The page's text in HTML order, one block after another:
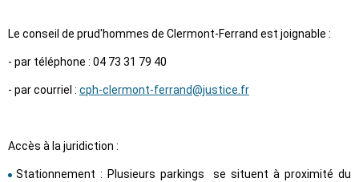
Le conseil de prud'hommes de Clermont-Ferrand est joignable :
- par téléphone : 04 73 31 79 40
- par courriel : cph-clermont-ferrand@justice.fr
Accès à la juridiction :
Stationnement : Plusieurs parkings se situent à proximité du